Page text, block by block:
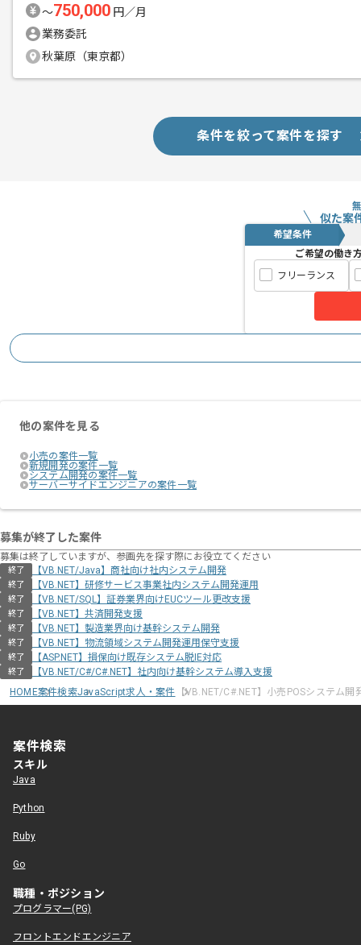
〜750,000 円／月
業務委託
秋葉原（東京都）
条件を絞って案件を探す
似た案
希望条件
ご希望の働き
フリーランス
他の案件を見る
小売の案件一覧
新規開発の案件一覧
システム開発の案件一覧
サーバーサイドエンジニアの案件一覧
募集が終了した案件
募集は終了していますが、参画先を探す際にお役立てください
終了 【VB.NET/Java】商社向け社内システム開発
終了 【VB.NET】研修サービス事業社内システム開発運用
終了 【VB.NET/SQL】証券業界向けEUCツール更改支援
終了 【VB.NET】共済開発支援
終了 【VB.NET】製造業界向け基幹システム開発
終了 【VB.NET】物流領域システム開発運用保守支援
終了 【ASP.NET】損保向け既存システム脱IE対応
終了
【VB.NET/C#/C#.NET】社内向け基幹システム導入支援
HOME案件検索JavaScript求人・案件 【VB.NET/C#.NET】小売POSシステム開
案件検索
スキル
Java
Python
Ruby
Go
職種・ポジション
プログラマー(PG)
フロントエンドエンジニア